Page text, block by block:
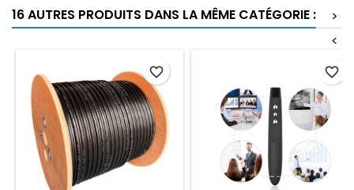
16 AUTRES PRODUITS DANS LA MÊME CATÉGORIE :
>
<
favorite_border favorite_border